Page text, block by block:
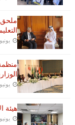
ملحق
يونيو 09, 2023
منظمة
يونيو 09, 2023
هيئة
يونيو 09, 2023